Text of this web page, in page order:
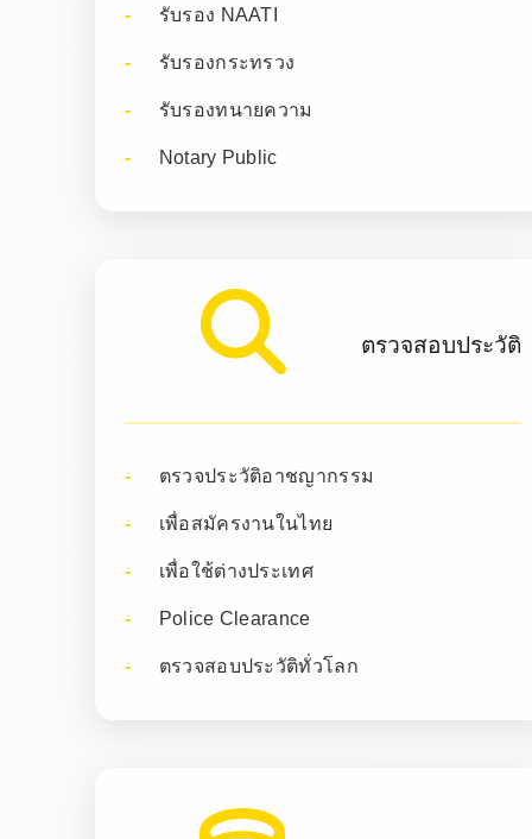
รับรอง NAATI
รับรองกระทรวง
รับรองทนายความ
Notary Public
ตรวจสอบประวัติ
ตรวจประวัติอาชญากรรม
เพื่อสมัครงานในไทย
เพื่อใช้ต่างประเทศ
Police Clearance
ตรวจสอบประวัติทั่วโลก